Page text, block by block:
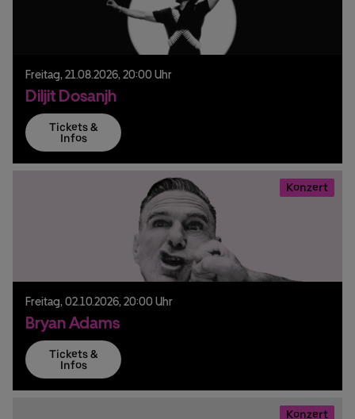
Freitag, 21.08.2026, 20:00 Uhr
Diljit Dosanjh
Tickets &
Infos
Konzert
Freitag, 02.10.2026, 20:00 Uhr
Bryan Adams
Tickets &
Infos
Konzert